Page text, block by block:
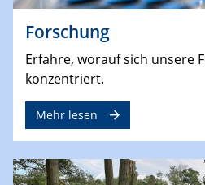
Forschung
Erfahre, worauf sich unsere
konzentriert.
Mehr lesen